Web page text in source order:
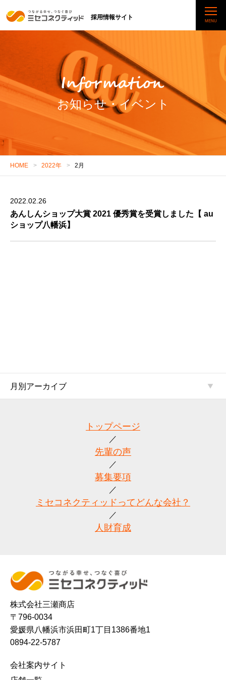
採用情報サイト
お知らせ・イベント
HOME 2022年 2月
2022.02.26
あんしんショップ大賞 2021 優秀賞を受賞しました【 au
ショップ八幡浜】
月別アーカイブ
トップページ
先輩の声
募集要項
ミセコネクティッドってどんな会社？
人財育成
株式会社三瀬商店
〒796-0034
愛媛県八幡浜市浜田町1丁目1386番地1
0894-22-5787
会社案内サイト